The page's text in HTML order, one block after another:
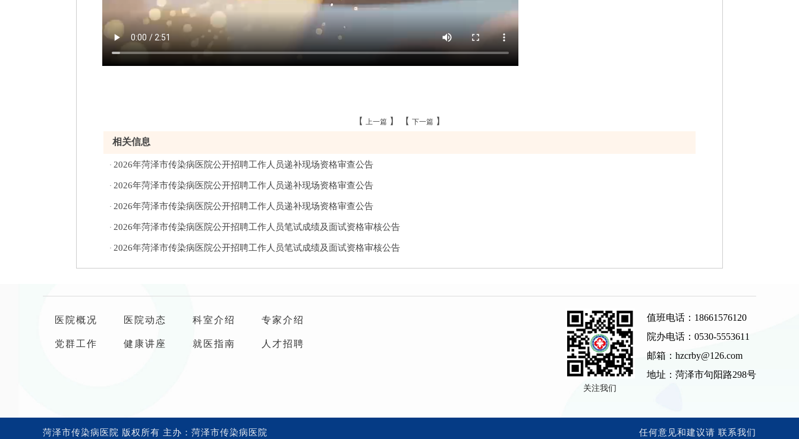
【 上一篇 】 【 下一篇 】
相关信息
· 2026年菏泽市传染病医院公开招聘工作人员递补现场资格审查公告
· 2026年菏泽市传染病医院公开招聘工作人员递补现场资格审查公告
· 2026年菏泽市传染病医院公开招聘工作人员递补现场资格审查公告
· 2026年菏泽市传染病医院公开招聘工作人员笔试成绩及面试资格审核公告
· 2026年菏泽市传染病医院公开招聘工作人员笔试成绩及面试资格审核公告
医院概况 医院动态 科室介绍 专家介绍
党群工作 健康讲座 就医指南 人才招聘
关注我们
值班电话：18661576120
院办电话：0530-5553611
邮箱：hzcrby@126.com
地址：菏泽市句阳路298号
菏泽市传染病医院 版权所有 主办：菏泽市传染病医院 任何意见和建议请 联系我们